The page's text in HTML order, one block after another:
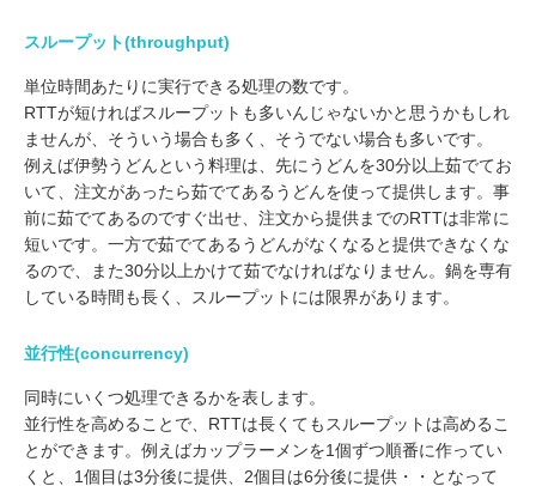
スループット(throughput)
単位時間あたりに実行できる処理の数です。
RTTが短ければスループットも多いんじゃないかと思うかもしれ
ませんが、そういう場合も多く、そうでない場合も多いです。
例えば伊勢うどんという料理は、先にうどんを30分以上茹でてお
いて、注文があったら茹でてあるうどんを使って提供します。事
前に茹でてあるのですぐ出せ、注文から提供までのRTTは非常に
短いです。一方で茹でてあるうどんがなくなると提供できなくな
るので、また30分以上かけて茹でなければなりません。鍋を専有
している時間も長く、スループットには限界があります。
並行性(concurrency)
同時にいくつ処理できるかを表します。
並行性を高めることで、RTTは長くてもスループットは高めるこ
とができます。例えばカップラーメンを1個ずつ順番に作ってい
くと、1個目は3分後に提供、2個目は6分後に提供・・となって